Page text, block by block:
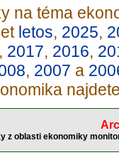
na téma
letos, 2025,
, 2017, 2016,
, 2007 a
z oblasti ekonomiky